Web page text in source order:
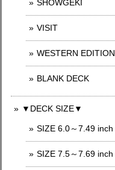
SHOWGEKI
VISIT
WESTERN EDITION
BLANK DECK
▼DECK SIZE▼
SIZE 6.0～7.49 inch
SIZE 7.5～7.69 inch